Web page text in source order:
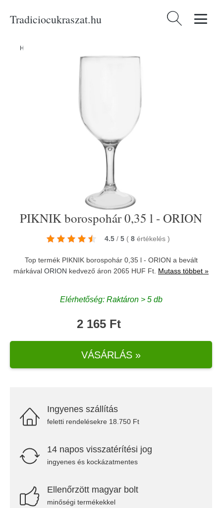
Tradiciocukraszat.hu Keresés:
Home
PIKNIK borospohár 0,35 l - ORION
4.5 / 5 ( 8 értékelés )
Top termék PIKNIK borospohár 0,35 l - ORION a bevált
márkával ORION kedvező áron 2065 HUF Ft. Mutass többet »
Elérhetőség: Raktáron > 5 db
2 165 Ft
VÁSÁRLÁS »
Ingyenes szállítás
feletti rendelésekre 18.750 Ft
14 napos visszatérítési jog
ingyenes és kockázatmentes
Ellenőrzött magyar bolt
minőségi termékekkel